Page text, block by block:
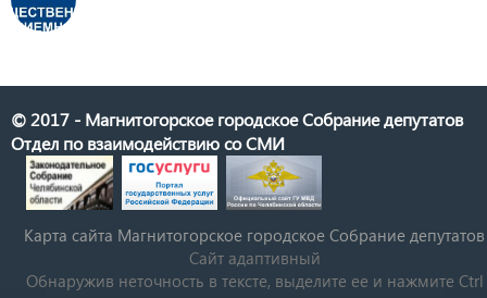
© 2017 - Магнитогорское городское Собрание депутатов
Отдел по взаимодействию со СМИ
Карта сайта Магнитогорское городское Cобрание депутатов
Сайт адаптивный
Обнаружив неточность в тексте, выделите ее и нажмите Ctrl